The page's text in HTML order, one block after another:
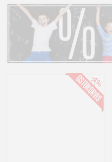
-4%
&
&